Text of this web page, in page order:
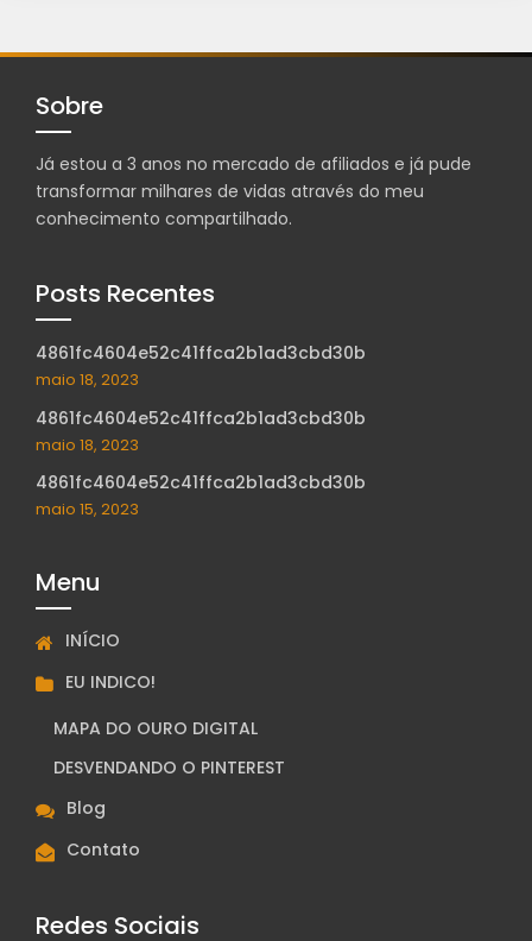
Sobre
Já estou a 3 anos no mercado de afiliados e já pude
transformar milhares de vidas através do meu
conhecimento compartilhado.
Posts Recentes
4861fc4604e52c41ffca2b1ad3cbd30b
maio 18, 2023
4861fc4604e52c41ffca2b1ad3cbd30b
maio 18, 2023
4861fc4604e52c41ffca2b1ad3cbd30b
maio 15, 2023
Menu
INÍCIO
EU INDICO!
MAPA DO OURO DIGITAL
DESVENDANDO O PINTEREST
Blog
Contato
Redes Sociais